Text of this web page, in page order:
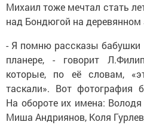
Михаил тоже мечтал стать
над Бондюгой на деревянном
- Я помню рассказы
планере, - говорит
которые, по её словам,
таскали». Вот фотография
На обороте их имена:
Миша Андриянов, Коля